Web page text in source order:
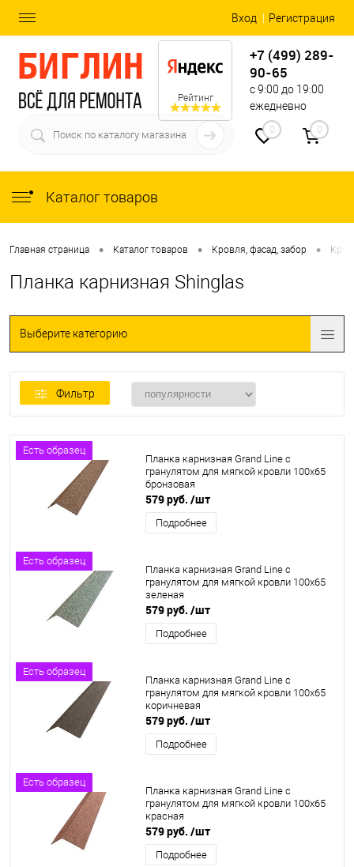
Вход Регистрация
Рейтинг
+7 (499) 289-
90-65
с 9:00 до 19:00
ежедневно
0 0
Каталог товаров
Главная страница • Каталог товаров • Кровля, фасад, забор •
Планка карнизная Shinglas
Выберите категорию
Фильтр
Есть образец
Планка карнизная Grand Line c
гранулятом для мягкой кровли 100x65
бронзовая
579 руб. /шт
Подробнее
Есть образец
Планка карнизная Grand Line c
гранулятом для мягкой кровли 100x65
зеленая
579 руб. /шт
Подробнее
Есть образец
Планка карнизная Grand Line c
гранулятом для мягкой кровли 100x65
коричневая
579 руб. /шт
Подробнее
Есть образец
Планка карнизная Grand Line c
гранулятом для мягкой кровли 100x65
красная
579 руб. /шт
Подробнее